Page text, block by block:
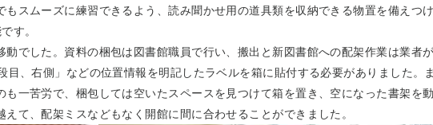
もスムーズに練習できるよう、読み聞かせ用の道具類を収納できる物置を備えつ
す。
でした。資料の梱包は図書館職員で行い、搬出と新図書館への配架作業は業者
目、右側」などの位置情報を明記したラベルを箱に貼付する必要がありました
も一苦労で、梱包しては空いたスペースを見つけて箱を置き、空になった書架を
て、配架ミスなどもなく開館に間に合わせることができました。